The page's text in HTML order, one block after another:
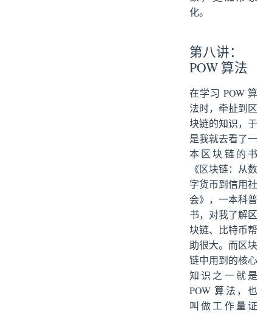
化。
第八讲：
POW 算法
在学习 POW 算
法时，牵扯到区
块链的知识，于
是我就去看了一
本区块链的书
《区块链：从数
字货币到信用社
会》，一本科普
书，对我了解区
块链、比特币帮
助很大。而区块
链中用到的核心
知识之一就是
POW 算法，也
叫做工作量证